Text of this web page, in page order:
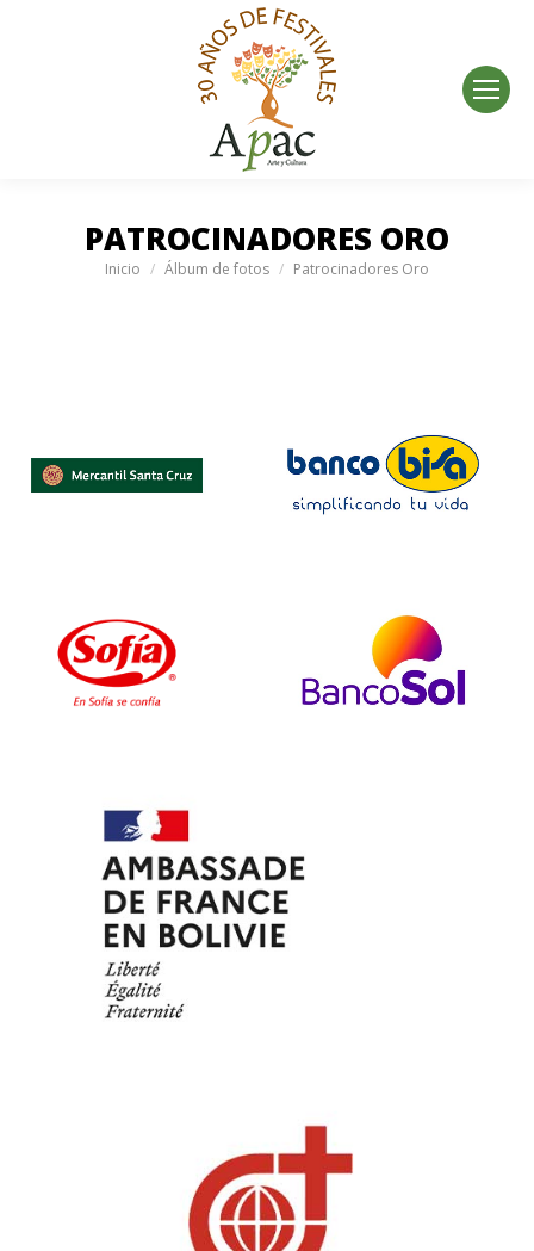
PATROCINADORES ORO
Estás aquí:
Inicio Álbum de fotos Patrocinadores Oro